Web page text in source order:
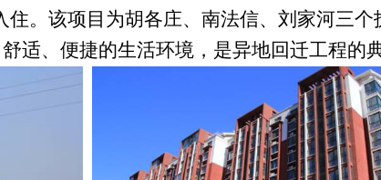
。该项目为胡各庄、南法信、刘家河三个
适、便捷的生活环境，是异地回迁工程的